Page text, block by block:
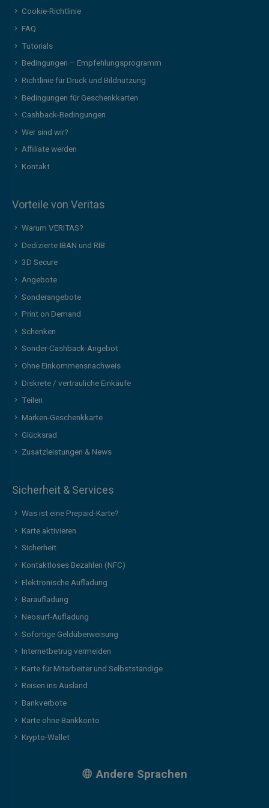
Cookie-Richtlinie
FAQ
Tutorials
Bedingungen – Empfehlungsprogramm
Richtlinie für Druck und Bildnutzung
Bedingungen für Geschenkkarten
Cashback-Bedingungen
Wer sind wir?
Affiliate werden
Kontakt
Vorteile von Veritas
Warum VERITAS?
Dedizierte IBAN und RIB
3D Secure
Angebote
Sonderangebote
Print on Demand
Schenken
Sonder-Cashback-Angebot
Ohne Einkommensnachweis
Diskrete / vertrauliche Einkäufe
Teilen
Marken-Geschenkkarte
Glücksrad
Zusatzleistungen & News
Sicherheit & Services
Was ist eine Prepaid-Karte?
Karte aktivieren
Sicherheit
Kontaktloses Bezahlen (NFC)
Elektronische Aufladung
Baraufladung
Neosurf-Aufladung
Sofortige Geldüberweisung
Internetbetrug vermeiden
Karte für Mitarbeiter und Selbstständige
Reisen ins Ausland
Bankverbote
Karte ohne Bankkonto
Krypto-Wallet
Andere Sprachen